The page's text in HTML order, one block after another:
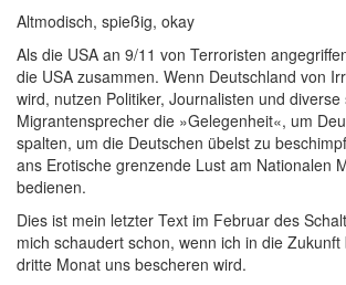
Altmodisch, spießig, okay
Als die USA an 9/11 von Terroristen
die USA zusammen. Wenn Deutschland von
wird, nutzen Politiker, Journalisten und
Migrantensprecher die »Gelegenheit«, um
spalten, um die Deutschen übelst zu
ans Erotische grenzende Lust am Nationalen
bedienen.
Dies ist mein letzter Text im Februar des
mich schaudert schon, wenn ich in die
dritte Monat uns bescheren wird.